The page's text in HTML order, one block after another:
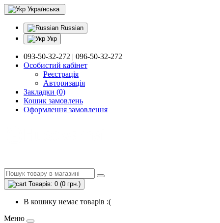
Українська
Russian
Укр
093-50-32-272 | 096-50-32-272
Особистий кабінет
Реєстрація
Авторизація
Закладки (0)
Кошик замовлень
Оформлення замовлення
Товарів: 0 (0 грн.)
В кошику немає товарів :(
Меню